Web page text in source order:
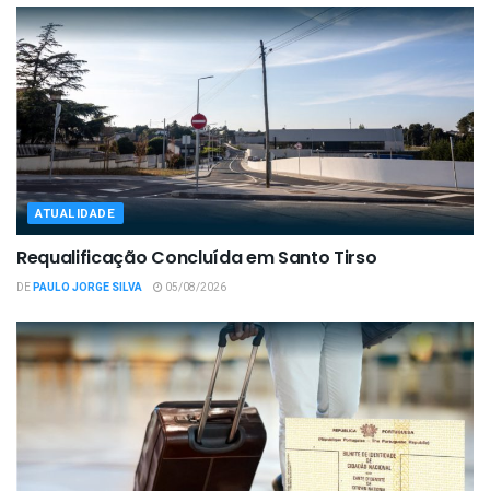
ATUALIDADE
Requalificação Concluída em Santo Tirso
DEPAULO JORGE SILVA 05/08/2026